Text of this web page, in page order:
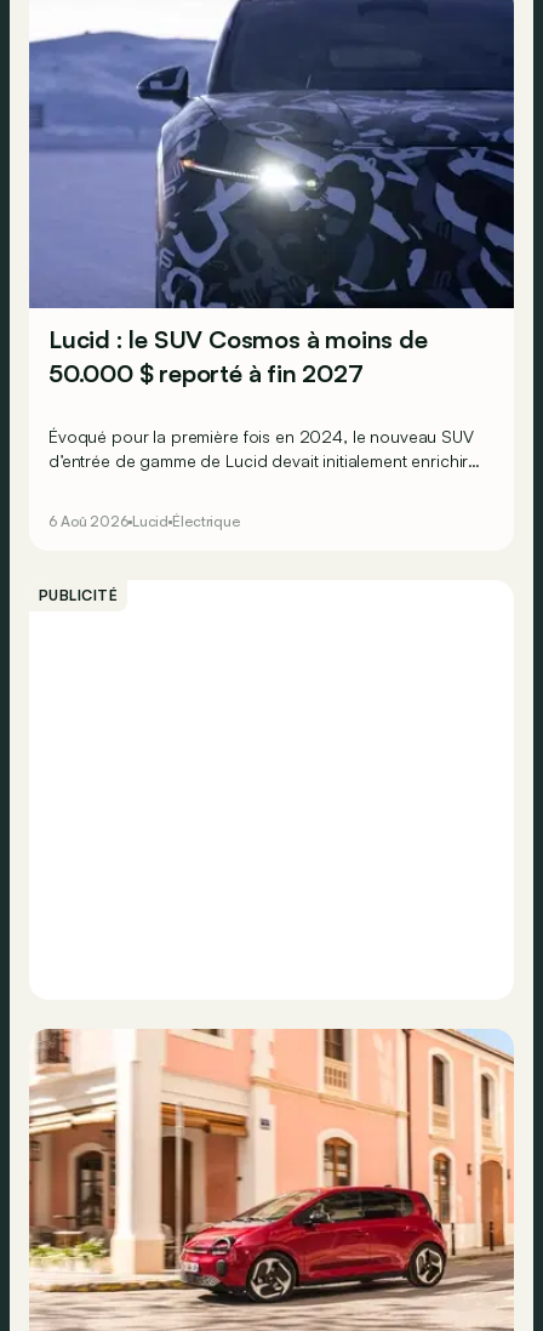
Lucid : le SUV Cosmos à moins de
50.000 $ reporté à fin 2027
Évoqué pour la première fois en 2024, le nouveau SUV
d’entrée de gamme de Lucid devait initialement enrichir
6 Aoû 2026 Lucid Électrique
PUBLICITÉ